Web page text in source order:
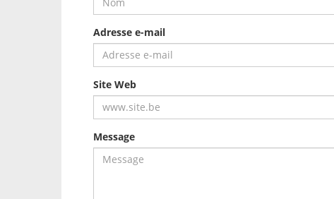
Adresse e-mail
Site Web
Message